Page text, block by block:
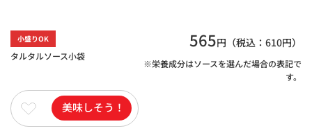
小盛りOK
タルタルソース小袋
565円（税込： 610円）
※栄養成分はソースを選んだ場合の表記で
す。
美味しそう！